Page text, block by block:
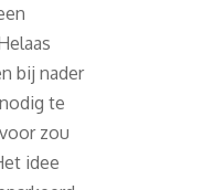
bij nader
te
zou
idee